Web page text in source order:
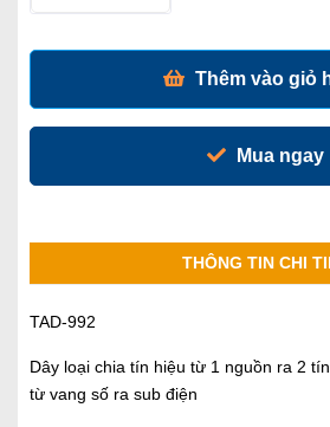
Thêm vào giỏ
Mua ngay
THÔNG TIN CHI
TAD-992
Dây loại chia tín hiệu từ 1 nguồn ra 2
từ vang số ra sub điện